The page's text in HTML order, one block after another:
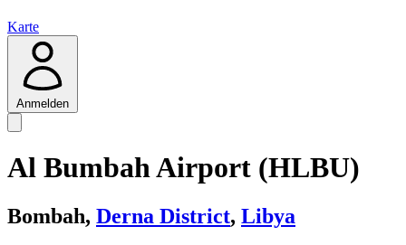
Karte
Anmelden
Al Bumbah Airport (HLBU)
Bombah, Derna District, Libya